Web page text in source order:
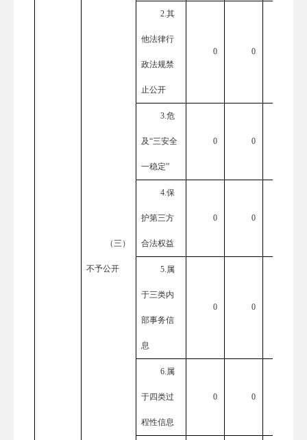
（三）
不予公开
2.其
他法律行
政法规禁
止公开
0 0
3.危
及“三安全
一稳定”
0 0
4.保
护第三方
合法权益
0 0
5.属
于三类内
部事务信
息
0 0
6.属
于四类过
程性信息
0 0